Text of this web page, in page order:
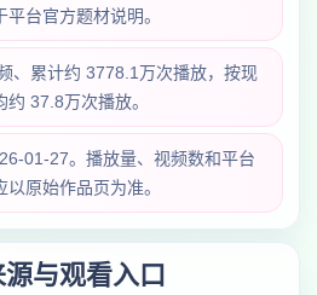
台官方题材说明。
、累计约 3778.1万次播放，按现
37.8万次播放。
01-27。播放量、视频数和平台
原始作品页为准。
与观看入口